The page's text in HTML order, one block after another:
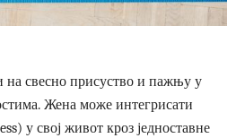
на свесно присуство и пажњу у
Жена може интегрисати
у свој живот кроз једноставне